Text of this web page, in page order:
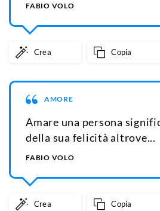
FABIO VOLO
Crea Copia
AMORE
Amare una persona
della sua felicità altrove...
FABIO VOLO
Crea Copia